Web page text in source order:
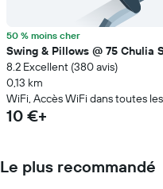
50 % moins cher
Swing & Pillows @ 75 Chulia
8.2 Excellent (380 avis)
0,13 km
WiFi, Accès WiFi dans toutes
10 €+
Le plus recommandé